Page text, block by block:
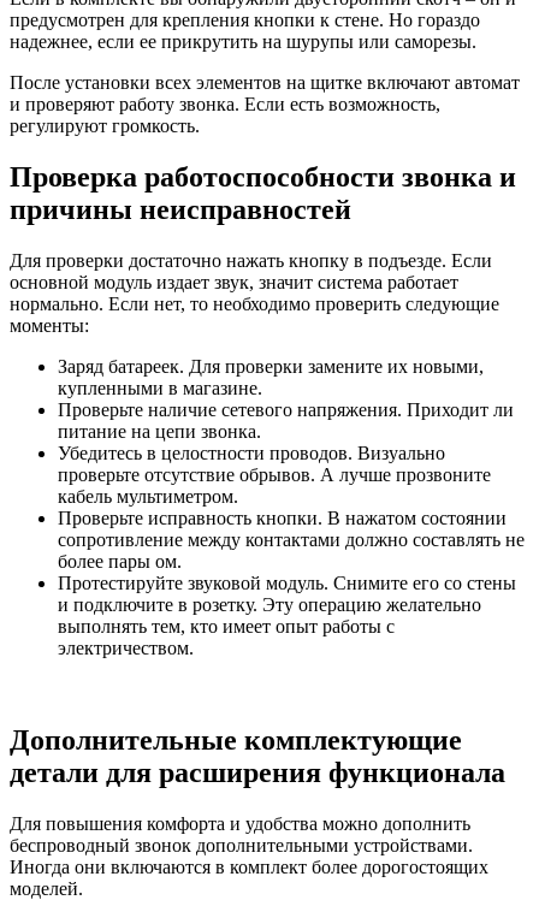
предусмотрен для крепления кнопки к стене. Но гораздо
надежнее, если ее прикрутить на шурупы или саморезы.
После установки всех элементов на щитке включают автомат
и проверяют работу звонка. Если есть возможность,
регулируют громкость.
Проверка работоспособности звонка и
причины неисправностей
Для проверки достаточно нажать кнопку в подъезде. Если
основной модуль издает звук, значит система работает
нормально. Если нет, то необходимо проверить следующие
моменты:
Заряд батареек. Для проверки замените их новыми,
купленными в магазине.
Проверьте наличие сетевого напряжения. Приходит ли
питание на цепи звонка.
Убедитесь в целостности проводов. Визуально
проверьте отсутствие обрывов. А лучше прозвоните
кабель мультиметром.
Проверьте исправность кнопки. В нажатом состоянии
сопротивление между контактами должно составлять не
более пары ом.
Протестируйте звуковой модуль. Снимите его со стены
и подключите в розетку. Эту операцию желательно
выполнять тем, кто имеет опыт работы с
электричеством.
Дополнительные комплектующие
детали для расширения функционала
Для повышения комфорта и удобства можно дополнить
беспроводный звонок дополнительными устройствами.
Иногда они включаются в комплект более дорогостоящих
моделей.